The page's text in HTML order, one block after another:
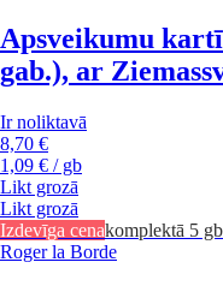
Apsveikumu
gab.), ar
Ir noliktavā
8,70 €
1,09 € / gb
Likt grozā
Likt grozā
Izdevīga cenakomplektā 5
Roger la Borde